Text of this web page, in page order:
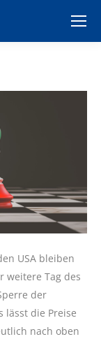
USA bleiben
weitere Tag des
der
lässt die Preise
nach oben